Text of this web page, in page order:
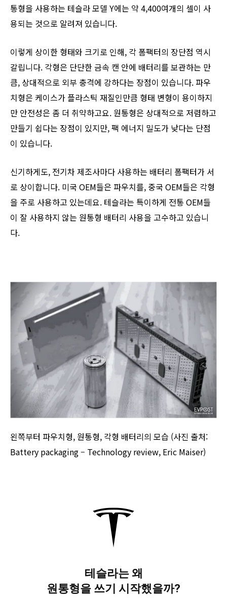
통형을 사용하는 테슬라 모델 Y에는 약 4,400여개의 셀이 사
용되는 것으로 알려져 있습니다.
이렇게 상이한 형태와 크기로 인해, 각 폼팩터의 장단점 역시
갈립니다. 각형은 단단한 금속 캔 안에 배터리를 보관하는 만
큼, 상대적으로 외부 충격에 강하다는 장점이 있습니다. 파우
치형은 케이스가 플라스틱 재질인만큼 형태 변형이 용이하지
만 안전성은 좀 더 취약하고요. 원통형은 상대적으로 저렴하고
만들기 쉽다는 장점이 있지만, 팩 에너지 밀도가 낮다는 단점
이 있습니다.
신기하게도, 전기차 제조사마다 사용하는 배터리 폼팩터가 서
로 상이합니다. 미국 OEM들은 파우치를, 중국 OEM들은 각형
을 주로 사용하고 있는데요. 테슬라는 특이하게 전통 OEM들
이 잘 사용하지 않는 원통형 배터리 사용을 고수하고 있습니
다.
왼쪽부터 파우치형, 원통형, 각형 배터리의 모습 (사진 출처:
Battery packaging – Technology review, Eric Maiser)
테슬라는 왜
원통형을 쓰기 시작했을까?